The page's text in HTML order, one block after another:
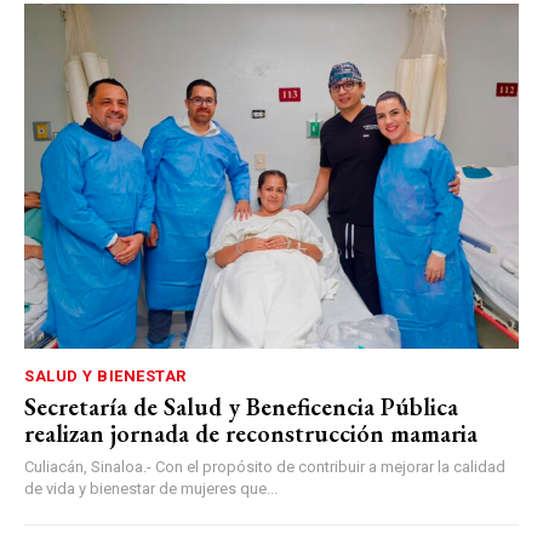
SALUD Y BIENESTAR
Secretaría de Salud y Beneficencia Pública
realizan jornada de reconstrucción mamaria
Culiacán, Sinaloa.- Con el propósito de contribuir a mejorar la calidad
de vida y bienestar de mujeres que...